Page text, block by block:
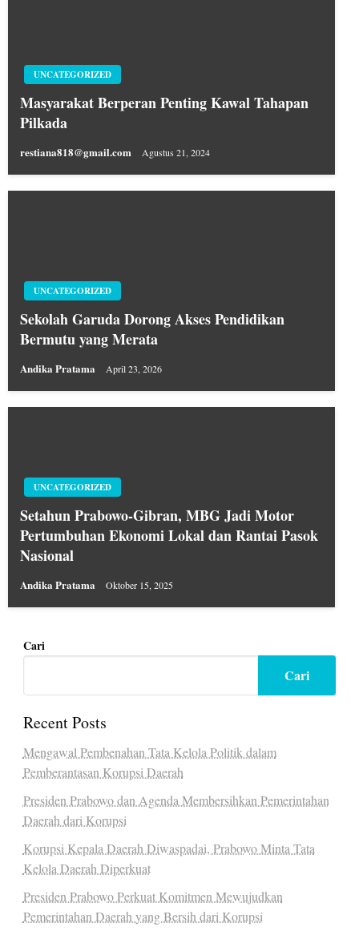
UNCATEGORIZED
Masyarakat Berperan Penting Kawal Tahapan
Pilkada
restiana818@gmail.com Agustus 21, 2024
UNCATEGORIZED
Sekolah Garuda Dorong Akses Pendidikan
Bermutu yang Merata
Andika Pratama April 23, 2026
UNCATEGORIZED
Setahun Prabowo-Gibran, MBG Jadi Motor
Pertumbuhan Ekonomi Lokal dan Rantai Pasok
Nasional
Andika Pratama Oktober 15, 2025
Cari
Cari
Recent Posts
Mengawal Pembenahan Tata Kelola Politik dalam
Pemberantasan Korupsi Daerah
Presiden Prabowo dan Agenda Membersihkan Pemerintahan
Daerah dari Korupsi
Korupsi Kepala Daerah Diwaspadai, Prabowo Minta Tata
Kelola Daerah Diperkuat
Presiden Prabowo Perkuat Komitmen Mewujudkan
Pemerintahan Daerah yang Bersih dari Korupsi